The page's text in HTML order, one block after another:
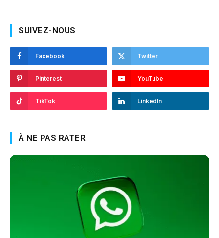
SUIVEZ-NOUS
Facebook Twitter
Pinterest YouTube
TikTok LinkedIn
À NE PAS RATER